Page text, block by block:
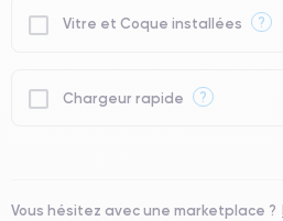
● Batterie : usage intensif.
Vitre et Coque installées ?
Chargeur rapide ?
Vous hésitez avec une marketplace ?